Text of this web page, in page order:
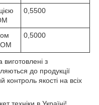
0,5500
0,5000
виготовлені з
до продукції
контроль якості на всіх
техніки в Україні!